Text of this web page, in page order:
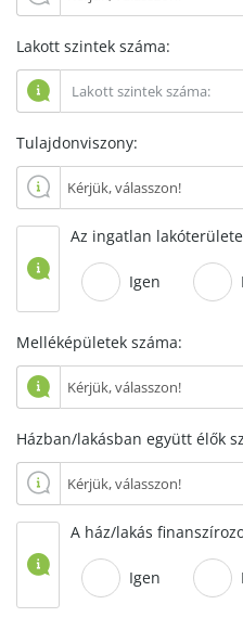
Lakott szintek száma:
Tulajdonviszony:
Az ingatlan
Igen
Melléképületek száma:
Házban/lakásban együtt élők
A ház/lakás
Igen